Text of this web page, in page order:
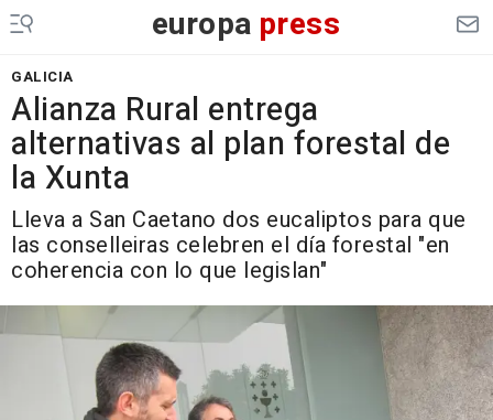
europa press
GALICIA
Alianza Rural entrega
alternativas al plan forestal de
la Xunta
Lleva a San Caetano dos eucaliptos para que
las conselleiras celebren el día forestal "en
coherencia con lo que legislan"